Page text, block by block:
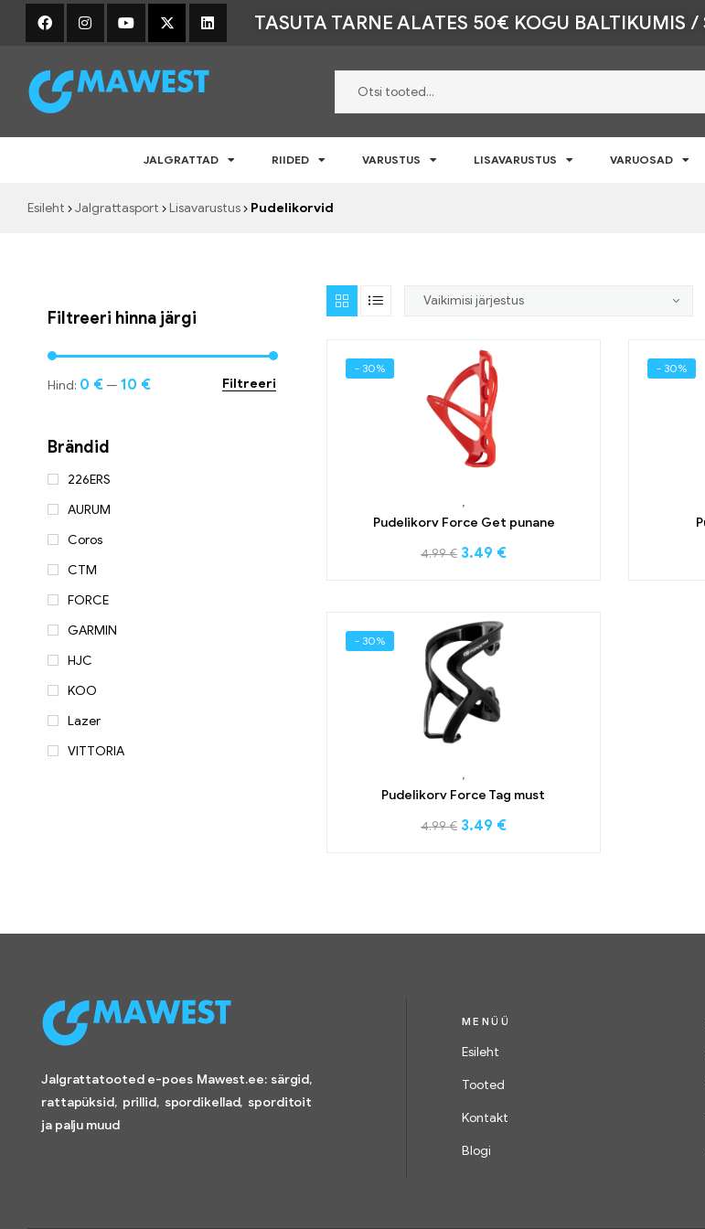
TASUTA TARNE ALATES 50€ KOGU BALTIKUMIS
Mawest
pood
riided
JALGRATTAD RIIDED VARUSTUS LISAVARUSTUS VARUOSAD
Esileht Jalgrattasport Lisavarustus Pudelikorvid
- 30%
,
Pudelikorv Force Get punane
4.99€ 3.49 €
- 30%
- 30%
,
Pudelikorv Force Tag must
4.99€ 3.49 €
Filtreeri hinna järgi
Filtreeri
Hind: 0 € — 10 €
Brändid
226ERS
AURUM
Coros
CTM
FORCE
GARMIN
HJC
KOO
Lazer
VITTORIA
Jalgrattatooted e-poes Mawest.ee: särgid,
rattapüksid, prillid, spordikellad, sporditoit
ja palju muud
MENÜÜ
Esileht
Tooted
Kontakt
Blogi